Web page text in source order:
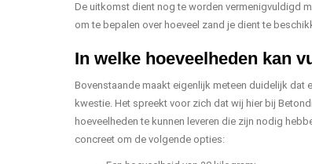
De uitkomst dient nog te worden vermenigvuldigd
om te bepalen over hoeveel zand je dient te
In welke hoeveelheden kan
Bovenstaande maakt eigenlijk meteen duidelijk dat
kwestie. Het spreekt voor zich dat wij hier bij
hoeveelheden te kunnen leveren die zijn nodig
concreet om de volgende opties: